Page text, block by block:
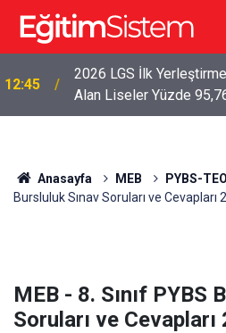
12:45
2026 LGS İlk
Alan Liseler Yüzde
Anasayfa MEB PYBS-
Bursluluk Sınav Soruları ve Cevapları
MEB - 8. Sınıf PYBS
Soruları ve Cevapları